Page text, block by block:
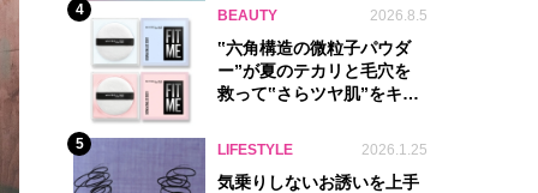
4 BEAUTY 2026.8.5
‟六角構造の微粒子パウダ
ー”が夏のテカリと毛穴を
救って‟さらツヤ肌”をキー
5 LIFESTYLE 2026.1.25
気乗りしないお誘いを上手